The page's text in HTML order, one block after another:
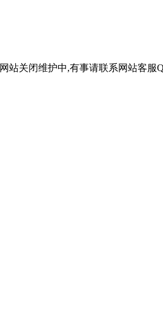
网站关闭维护中,有事请联系网站客服